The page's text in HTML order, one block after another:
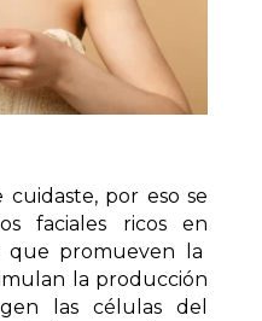
por eso se
faciales ricos en
que promueven la
la producción
las células del